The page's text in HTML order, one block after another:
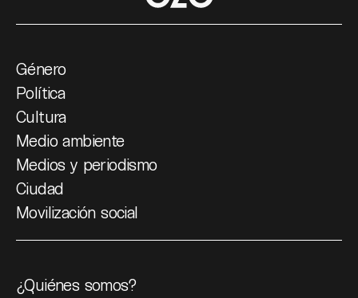
Género
Política
Cultura
Medio ambiente
Medios y periodismo
Ciudad
Movilización social
¿Quiénes somos?